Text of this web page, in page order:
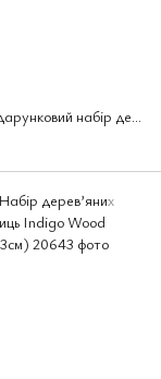
20718 Подарунковий набір дерев’яних знімних спиць Deluxe Symfonie Rose KnitPro (13см)